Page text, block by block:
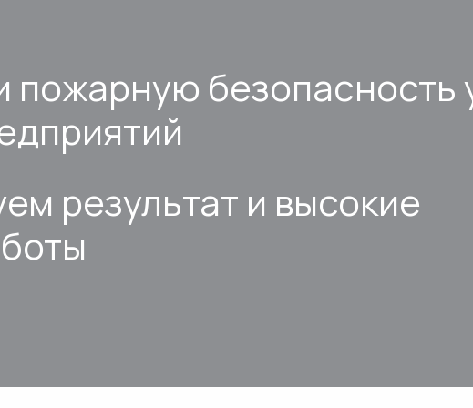
пожарную безопасность
результат и высокие